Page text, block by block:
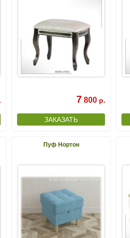
7 800 р.
Пуф Нортон